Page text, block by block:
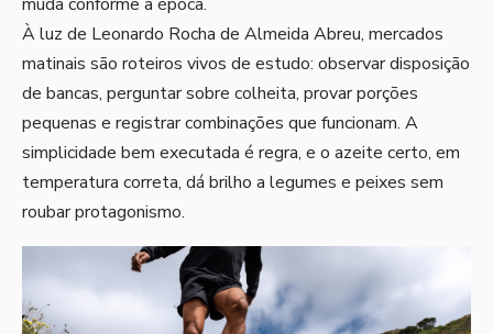
À luz de Leonardo Rocha de Almeida Abreu, mercados
matinais são roteiros vivos de estudo: observar disposição
de bancas, perguntar sobre colheita, provar porções
pequenas e registrar combinações que funcionam. A
simplicidade bem executada é regra, e o azeite certo, em
temperatura correta, dá brilho a legumes e peixes sem
roubar protagonismo.